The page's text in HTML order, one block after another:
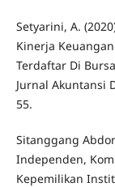
Setyarini, A.
Kinerja
Terdaftar Di
Jurnal Akuntansi
55.
Sitanggang
Independen,
Kepemilikan